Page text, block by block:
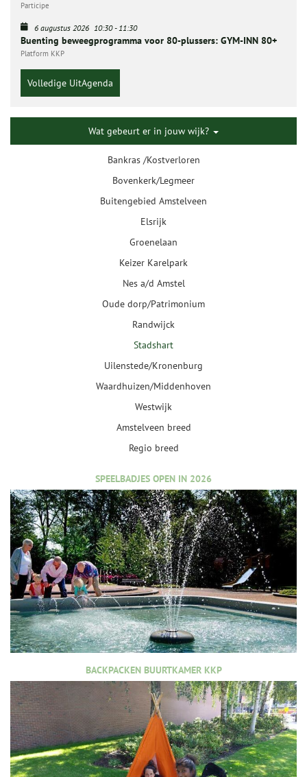
Participe
6 augustus 2026 10:30-11:30
Buenting beweegprogramma voor 80-plussers: GYM-INN 80+
Platform KKP
Volledige UitAgenda
Wat gebeurt er in jouw wijk?
Bankras /Kostverloren
Bovenkerk/Legmeer
Buitengebied Amstelveen
Elsrijk
Groenelaan
Keizer Karelpark
Nes a/d Amstel
Oude dorp/Patrimonium
Randwijck
Stadshart
Uilenstede/Kronenburg
Waardhuizen/Middenhoven
Westwijk
Amstelveen breed
Regio breed
SPEELBADJES OPEN IN 2026
BACKPACKEN BUURTKAMER KKP